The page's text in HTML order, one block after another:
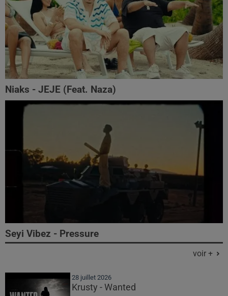
Niaks - JEJE (Feat. Naza)
Seyi Vibez - Pressure
voir +
28 juillet 2026
Krusty - Wanted